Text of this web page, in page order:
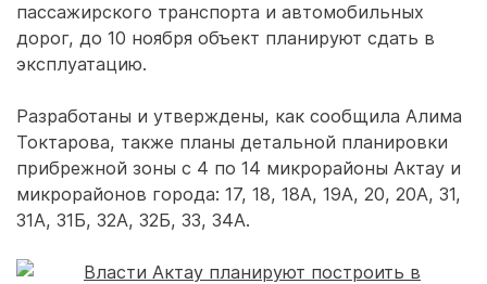
пассажирского транспорта и автомобильных
дорог, до 10 ноября объект планируют сдать в
эксплуатацию.
Разработаны и утверждены, как сообщила Алима
Токтарова, также планы детальной планировки
прибрежной зоны с 4 по 14 микрорайоны Актау и
микрорайонов города: 17, 18, 18А, 19А, 20, 20А, 31,
31А, 31Б, 32А, 32Б, 33, 34А.